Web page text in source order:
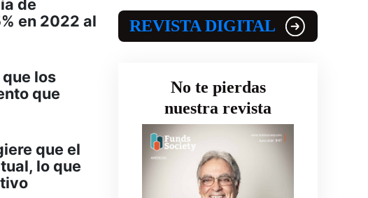
de
en 2022 al
los
que
que el
lo que
REVISTA DIGITAL
No te pierdas
nuestra revista